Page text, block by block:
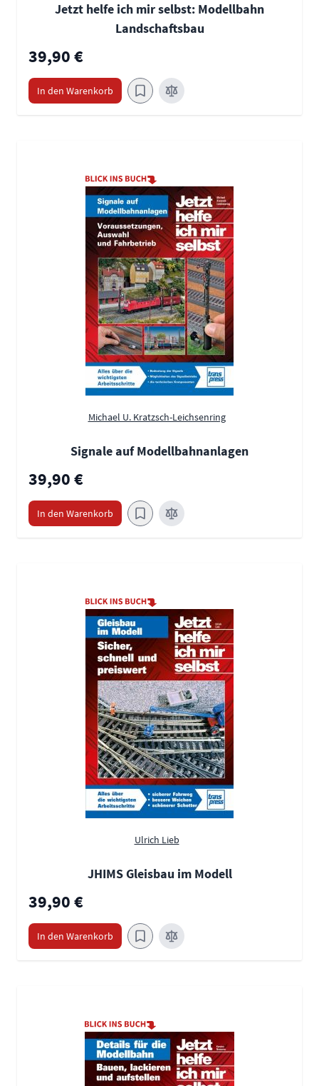
Jetzt helfe ich mir selbst: Modellbahn
Landschaftsbau
39,90 €
In den Warenkorb
Michael U. Kratzsch-Leichsenring
Signale auf Modellbahnanlagen
39,90 €
In den Warenkorb
Ulrich Lieb
JHIMS Gleisbau im Modell
39,90 €
In den Warenkorb